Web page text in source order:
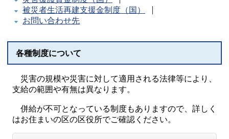
被災者生活再建支援金制度（国）
お問い合わせ先
各種制度について
災害の規模や災害に対して適用される法律等により、
支給の範囲や有無は異なります。
併給が不可となっている制度もありますので、詳しく
はお住まいの区の区役所でご確認ください。